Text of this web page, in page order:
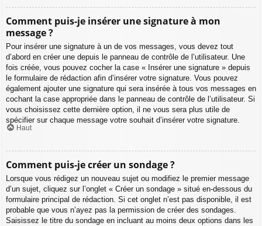
Comment puis-je insérer une signature à mon
message ?
Pour insérer une signature à un de vos messages, vous devez tout
d’abord en créer une depuis le panneau de contrôle de l’utilisateur. Une
fois créée, vous pouvez cocher la case « Insérer une signature » depuis
le formulaire de rédaction afin d’insérer votre signature. Vous pouvez
également ajouter une signature qui sera insérée à tous vos messages en
cochant la case appropriée dans le panneau de contrôle de l’utilisateur. Si
vous choisissez cette dernière option, il ne vous sera plus utile de
spécifier sur chaque message votre souhait d’insérer votre signature.
Haut
Comment puis-je créer un sondage ?
Lorsque vous rédigez un nouveau sujet ou modifiez le premier message
d’un sujet, cliquez sur l’onglet « Créer un sondage » situé en-dessous du
formulaire principal de rédaction. Si cet onglet n’est pas disponible, il est
probable que vous n’ayez pas la permission de créer des sondages.
Saisissez le titre du sondage en incluant au moins deux options dans les